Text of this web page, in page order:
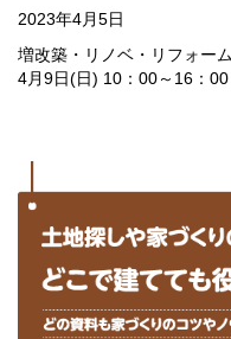
2023年4月5日
増改築・リノベ・リフォー
4月9日(日) 10：00～16：